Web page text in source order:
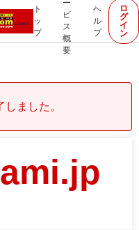
ト
ッ
プ
ー
ビ
ス
概
要
ヘ
ル
プ
ロ
グ
イ
ン
ました。